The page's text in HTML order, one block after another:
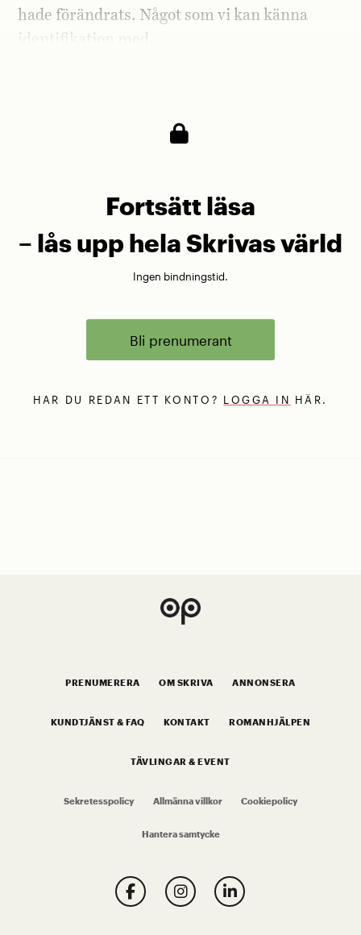
hade förändrats. Något som vi kan känna
identifikation med.
Fortsätt läsa
– lås upp hela Skrivas värld
Ingen bindningstid.
Bli prenumerant
HAR DU REDAN ETT KONTO? LOGGA IN HÄR.
PRENUMERERA OM SKRIVA ANNONSERA
KUNDTJÄNST & FAQ KONTAKT ROMANHJÄLPEN
TÄVLINGAR & EVENT
Sekretesspolicy Allmänna villkor Cookiepolicy
Hantera samtycke